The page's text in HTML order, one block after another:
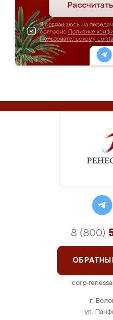
Я соглашаюсь на
согласно Политике
Пользовательскому
г.
ул.
8 (800)
corp-